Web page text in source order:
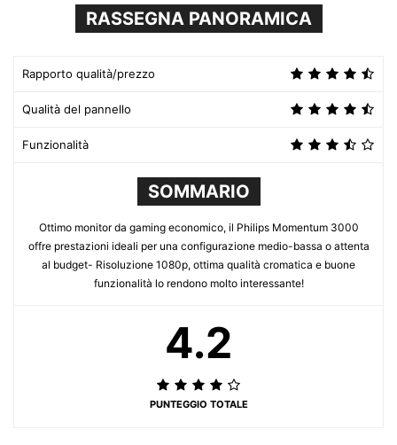
RASSEGNA PANORAMICA
Rapporto qualità/prezzo
Qualità del pannello
Funzionalità
SOMMARIO
Ottimo monitor da gaming economico, il Philips Momentum 3000
offre prestazioni ideali per una configurazione medio-bassa o attenta
al budget- Risoluzione 1080p, ottima qualità cromatica e buone
funzionalità lo rendono molto interessante!
4.2
PUNTEGGIO TOTALE